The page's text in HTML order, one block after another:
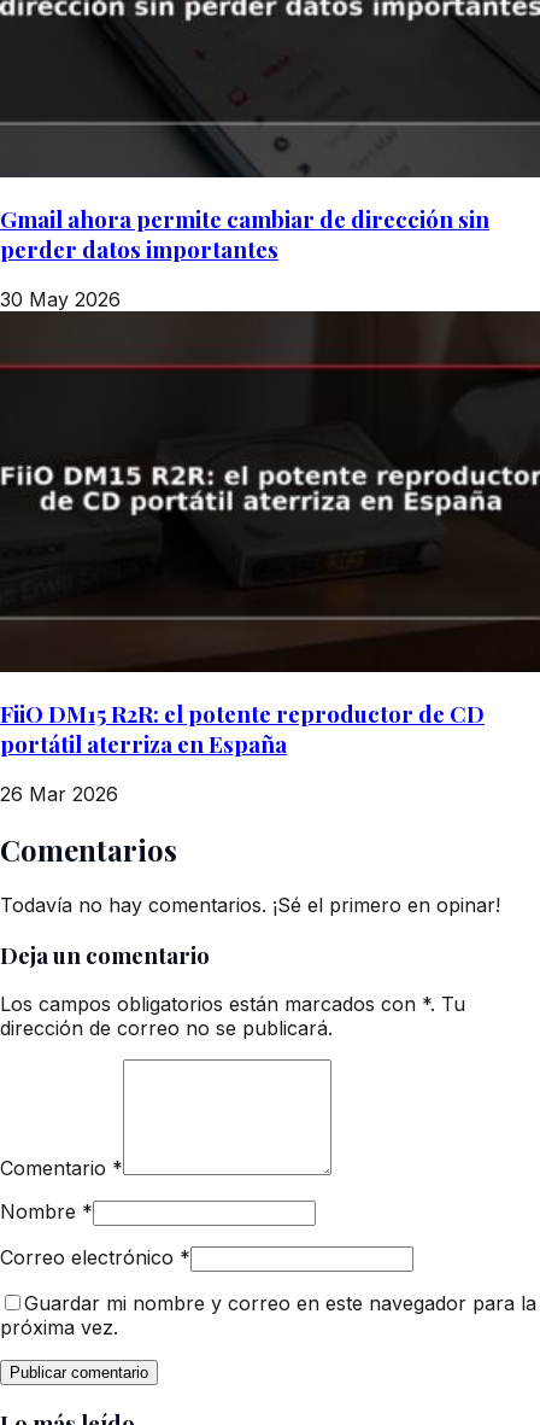
Gmail ahora permite cambiar de dirección sin
perder datos importantes
30 May 2026
FiiO DM15 R2R: el potente reproductor de CD
portátil aterriza en España
26 Mar 2026
Comentarios
Todavía no hay comentarios. ¡Sé el primero en opinar!
Deja un comentario
Los campos obligatorios están marcados con *. Tu
dirección de correo no se publicará.
Comentario *
Nombre *
Correo electrónico *
Guardar mi nombre y correo en este navegador para la
próxima vez.